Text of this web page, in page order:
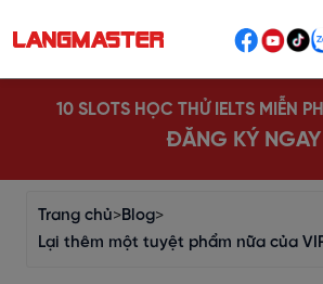
10 SLOTS HỌC THỬ IELTS MIỄN
ĐĂNG KÝ NGAY
Trang chủ>Blog>
Lại thêm một tuyệt phẩm nữa của